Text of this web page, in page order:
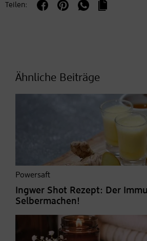
Teilen:
Ähnliche Beiträge
Powersaft
Ingwer Shot Rezept: Der
Selbermachen!